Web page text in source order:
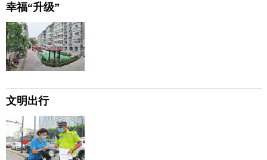
幸福“升级”
文明出行